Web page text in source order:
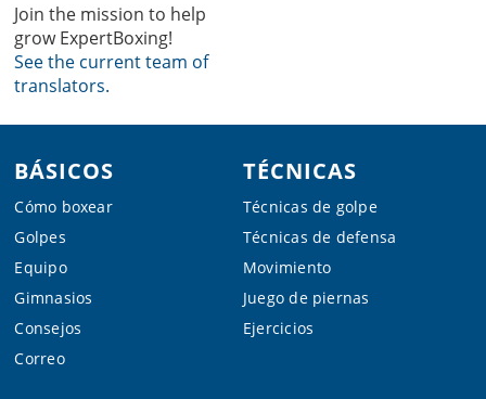
Join the mission to help
grow ExpertBoxing!
See the current team of
translators.
Footer
BÁSICOS
Cómo boxear
Golpes
Equipo
Gimnasios
Consejos
Correo
TÉCNICAS
Técnicas de golpe
Técnicas de defensa
Movimiento
Juego de piernas
Ejercicios